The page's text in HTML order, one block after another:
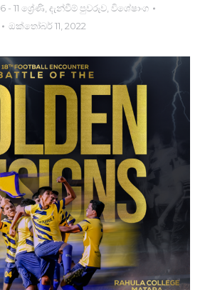
6 - 11 ශ්‍රේණි දැන්වීම් පුවරුව විශේෂාංග
ඔක්තෝබර් 11, 2022